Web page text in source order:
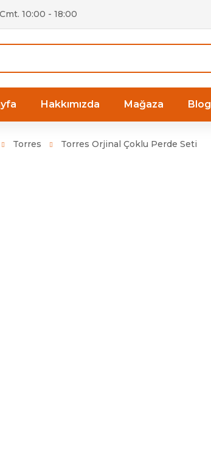
10:00 - 18:00
Hakkımızda Mağaza Blog
Torres Torres Orjinal Çoklu Perde Seti